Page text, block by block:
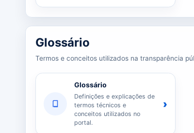
Glossário
Termos e conceitos utilizados na transparência
Glossário
Definições e explicações de
termos técnicos e
conceitos utilizados no
portal.
›